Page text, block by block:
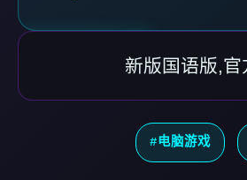
新版国语版,官
#电脑游戏